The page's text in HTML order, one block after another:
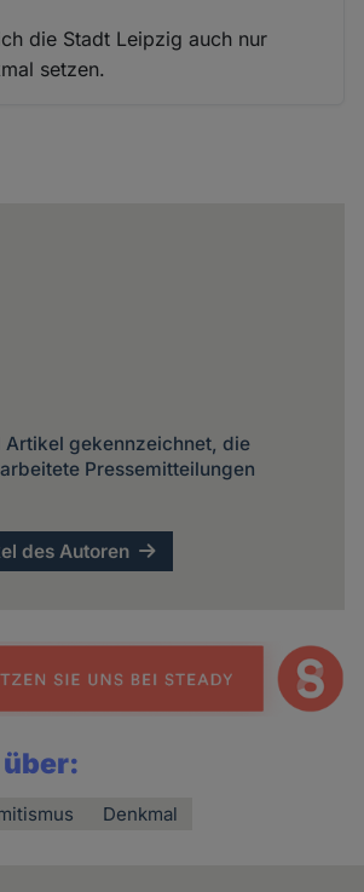
die Stadt Leipzig auch nur
setzen.
Artikel gekennzeichnet, die
Pressemitteilungen
des Autoren
Denkmal